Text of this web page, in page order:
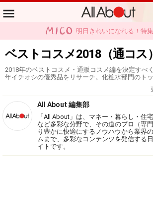
明日きれいになれる！特
ベストコスメ2018（通コス
2018年のベストコスメ・通販コスメ編を決定すべ
年イチオシの優秀品をリサーチ。化粧水部門のト
All About 編集部
「All About」は、マネー・暮らし・住
など多彩な分野で、その道のプロ（専
り豊かに快適にするノウハウから業界
ムまで、多彩なコンテンツを発信する
イトです。